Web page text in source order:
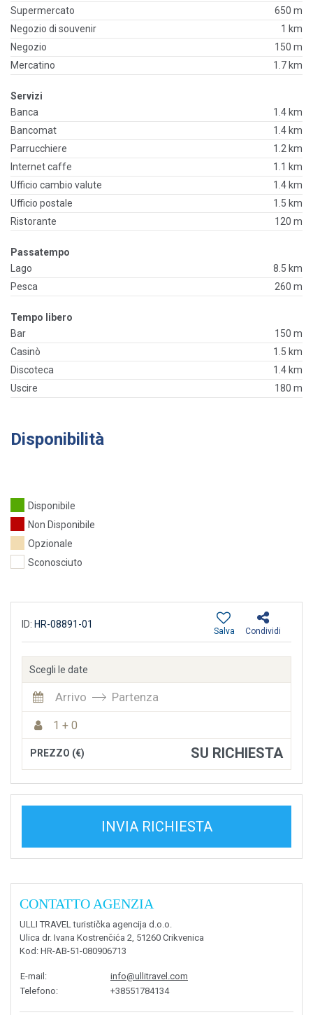
Supermercato
650 m
Negozio di souvenir
1 km
Negozio
150 m
Mercatino
1.7 km
Servizi
Banca
1.4 km
Bancomat
1.4 km
Parrucchiere
1.2 km
Internet caffe
1.1 km
Ufficio cambio valute
1.4 km
Ufficio postale
1.5 km
Ristorante
120 m
Passatempo
Lago
8.5 km
Pesca
260 m
Tempo libero
Bar
150 m
Casinò
1.5 km
Discoteca
1.4 km
Uscire
180 m
Disponibilità
Disponibile
Non Disponibile
Opzionale
Sconosciuto
ID: HR-08891-01
Condividi
Salva
Scegli le date
Arrivo Partenza
1 + 0
PREZZO (€) SU RICHIESTA
INVIA RICHIESTA
CONTATTO AGENZIA
ULLI TRAVEL turistička agencija d.o.o.
Ulica dr. Ivana Kostrenčića 2, 51260 Crikvenica
Kod : HR-AB-51-080906713
E-mail :
info@ullitravel.com
Telefono: +38551784134